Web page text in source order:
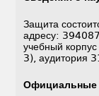
Защита
адресу:
учебный
3), аудитория
Официальные